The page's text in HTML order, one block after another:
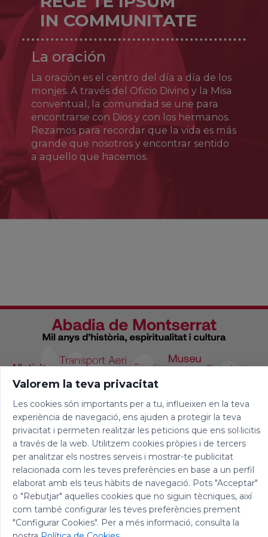
Crescenciano, Memia, Juliana y Esmaragdo,
mientras confortaban a los prisioneros
cristianos obligados a trabajos forzados en las
Termas de Diocleciano, fueron descubiertos y
encarcelados. Tras diversos exorcismos y
conversiones, finalmente sufrieron el martirio
en Roma hacia los años 304 o 306 y fueron
enterrados en la Via Ostiense. Es el patrón
de Eivissa.
Santa Bonifacia Rodríguez de Castro,
religiosa
Nació en Salamanca en 1839. Con la ayuda
de la dirección espiritual del jesuita P.
Salamanca con un grupo de mujeres que
Sagrada Familia. Fue una mujer de una vida
interior intensa y superó grandes
adversidades para cumplir su misión
apostólica. Murió el 8 de agosto de 1905 y
IN COMMUNITATE
La oración
La oración es el centro del día a día de los
monjes. A través del Oficio Divino y la Misa
conventual, la comunidad se une para
encontrarse con Dios y con los hermanos.
Rezamos para recordar que la vida es más
grande que nosotros y encontrar sentido
a aquello que hacemos.
Valorem la teva privacitat
Les cookies són importants per a tu, influeixen en la teva
experiència de navegació, ens ajuden a protegir la teva
privacitat i permeten realitzar les peticions que ens sol·licitis
a través de la web. Utilitzem cookies pròpies i de tercers
per analitzar els nostres serveis i mostrar-te publicitat
relacionada com les teves preferències en base a un perfil
elaborat amb els teus hàbits de navegació. Pots "Acceptar"
o "Rebutjar" aquelles cookies que no siguin tècniques, així
com també configurar les teves preferències prement
"Configurar Cookies". Per a més informació, consulta la